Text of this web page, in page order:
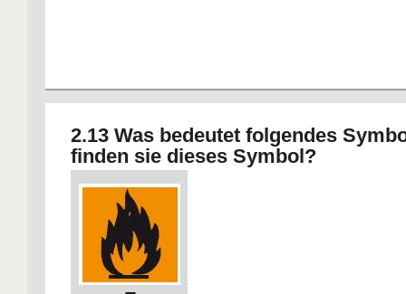
2.13 Was bedeutet folgendes
finden sie dieses Symbol?